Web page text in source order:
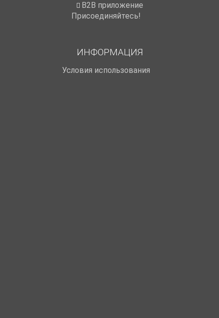
B2B приложение
Присоединяйтесь!
ИНФОРМАЦИЯ
Условия использования